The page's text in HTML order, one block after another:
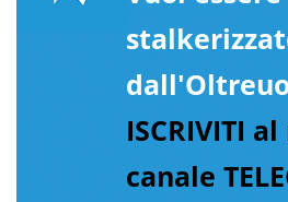
ISCRIVITI
canale